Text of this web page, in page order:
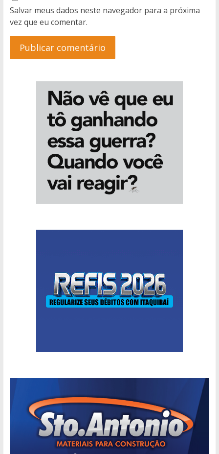
Salvar meus dados neste navegador para a próxima
vez que eu comentar.